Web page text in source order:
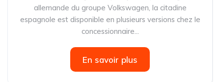
allemande du groupe Volkswagen, la citadine
espagnole est disponible en plusieurs versions chez le
concessionnaire...
En savoir plus